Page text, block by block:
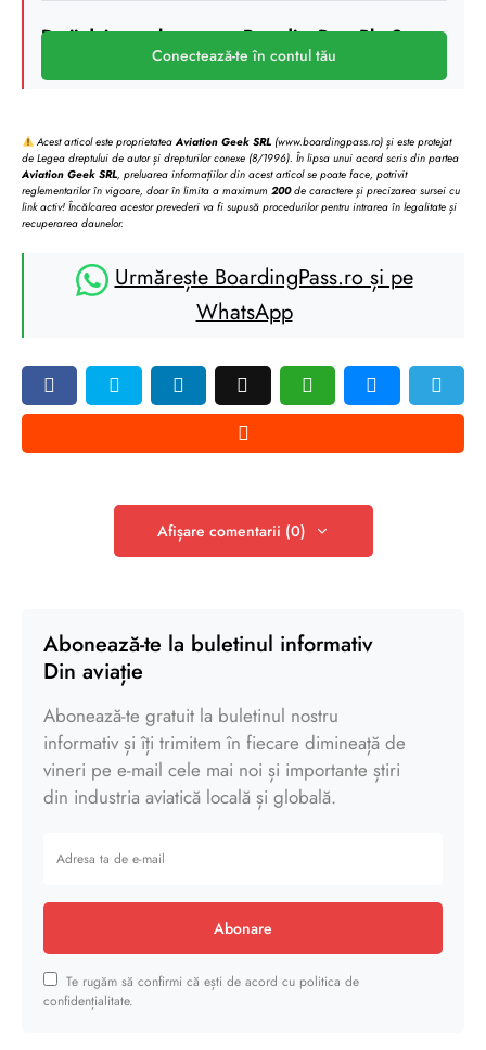
Deții deja un abonament BoardingPass Plus?
Conectează-te în contul tău
Acest articol este proprietateaAviation Geek SRL (www.boardingpass.ro) și este protejat
de Legea dreptului de autor și drepturilor conexe (8/1996). În lipsa unui acord scris din partea
Aviation Geek SRL, preluarea informațiilor din acest articol se poate face, potrivit
reglementarilor în vigoare, doar în limita a maximum 200de caractere și precizarea sursei cu
link activ! Încălcarea acestor prevederi va fi supusă procedurilor pentru intrarea în legalitate și
recuperarea daunelor.
Urmărește BoardingPass.ro și pe
WhatsApp
Afișare comentarii (0)
Abonează-te la buletinul informativ
Din aviație
Abonează-te gratuit la buletinul nostru
informativ și îți trimitem în fiecare dimineață de
vineri pe e-mail cele mai noi și importante știri
din industria aviatică locală și globală.
Abonare
Te rugăm să confirmi că ești de acord cu politica de
confidențialitate.